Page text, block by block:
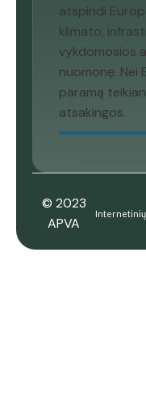
atspindi
klimato,
vykdomosios
nuomonę. Nei
paramą
atsakingos.
© 2023
APVA
Internetinių